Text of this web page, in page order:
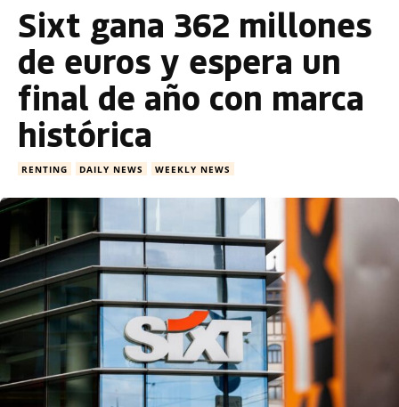
Sixt gana 362 millones
de euros y espera un
final de año con marca
histórica
RENTING DAILY NEWS WEEKLY NEWS